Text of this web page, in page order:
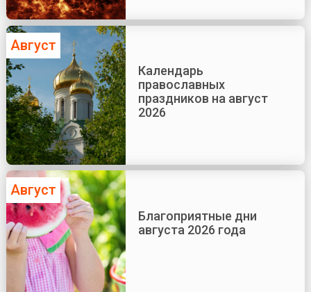
Август
Календарь
православных
праздников на август
2026
Август
Благоприятные дни
августа 2026 года